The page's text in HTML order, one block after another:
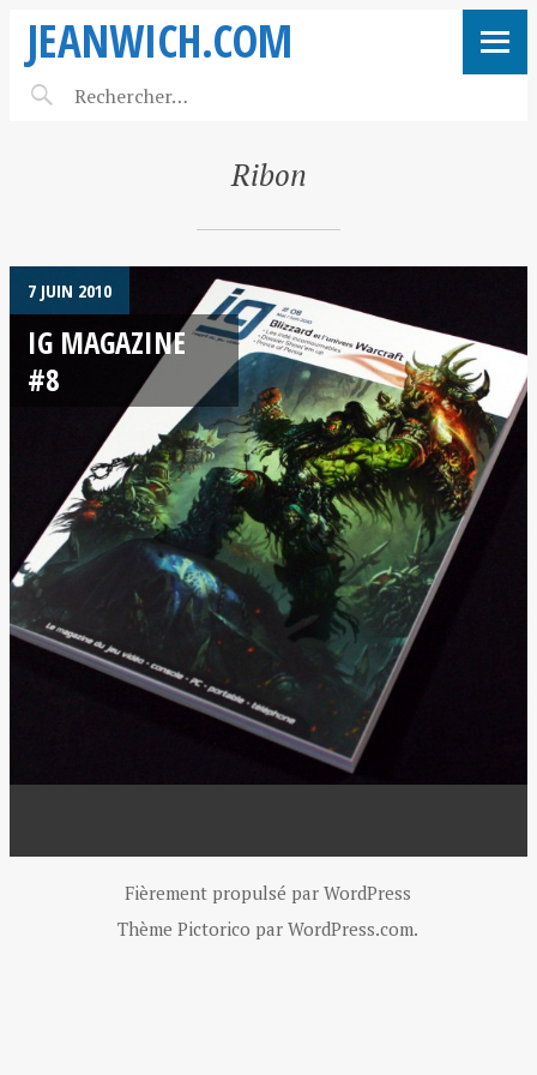
JEANWICH.COM
Ribon
7 JUIN 2010
IG MAGAZINE
#8
Fièrement propulsé par WordPress
Thème Pictorico parWordPress.com.